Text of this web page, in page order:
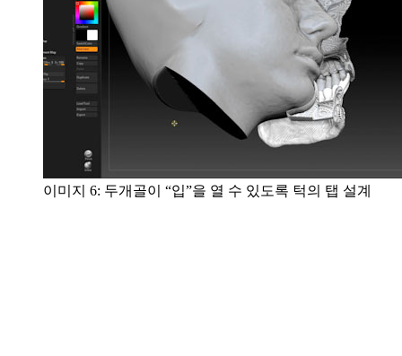
이미지 6: 두개골이 “입”을 열 수 있도록 턱의 탭 설계